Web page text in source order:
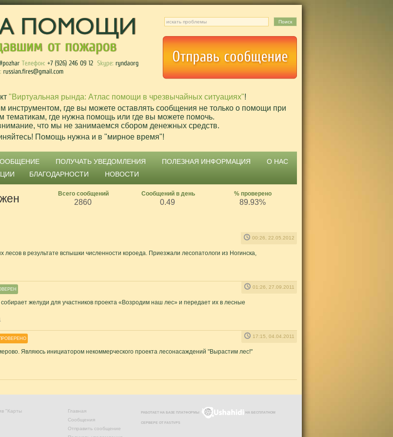
"Виртуальная рында: Атлас помощи в чрезвычайных ситуациях"!
инструментом, где вы можете оставлять сообщения не только о помощи при
тематикам, где нужна помощь или где вы можете помочь.
что мы не занимаемся сбором денежных средств.
Помощь нужна и в "мирное время"!
ПОЛУЧАТЬ УВЕДОМЛЕНИЯ ПОЛЕЗНАЯ ИНФОРМАЦИЯ
О НАС
БЛАГОДАРНОСТИ НОВОСТИ
Всего сообщений Сообщений в день % проверено
2860 0.49 89.93%
00:26, 22.05.2012
лесов в результате вспышки численности короеда. Приезжали лесопатологи из Ногинска,
01:26, 27.09.2011
желуди для участников проекта «Возродим наш лес» и передает их в лесные
17:15, 04.04.2011
Являюсь инициатором некоммерческого проекта лесонасаждений "Вырастим лес!"
"Карты
Главная
Сообщения
Отправить сообщение
РАБОТАЕТ НА БАЗЕ ПЛАТФОРМЫ НА БЕСПЛАТНОМ
СЕРВЕРЕ ОТ FASTVPS